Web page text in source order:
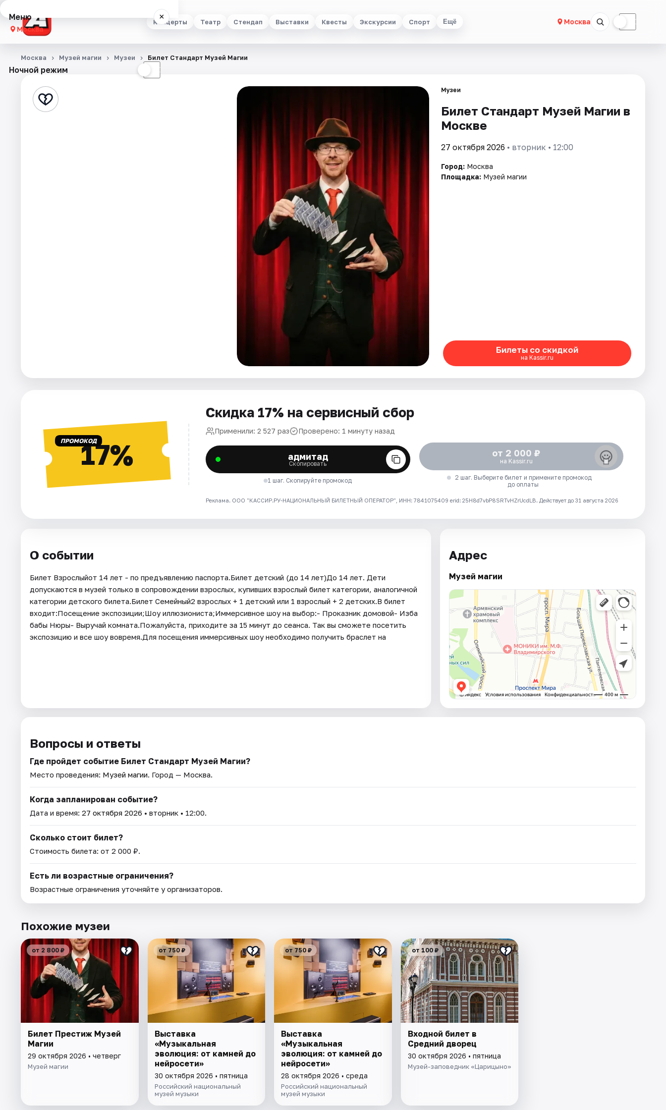
Концерты Театр Стендап Выставки Квесты Экскурсии Спорт Ещё Москва ☾
Меню ×
Москва
Концерты
Стендап
Ночной режим ☾
Москва Музей магии Музеи Билет Стандарт Музей Магии
Музеи
Билет Стандарт Музей Магии в
Москве
27 октября 2026 • вторник • 12:00
Город: Москва
Площадка: Музей магии
Билеты со скидкой
на Kassir.ru
ПРОМОКОД17%
Скидка 17% на сервисный сбор
Применили: 2 527 раз Проверено: 1 минуту назад
адмитад
Скопировать
1 шаг. Скопируйте промокод
от 2 000 ₽
на Kassir.ru
2 шаг. Выберите билет и примените промокод
до оплаты
Реклама. ООО "КАССИР.РУ-НАЦИОНАЛЬНЫЙ БИЛЕТНЫЙ ОПЕРАТОР", ИНН: 7841075409 erid: 25H8d7vbP8SRTvHZrUcdLB. Действует до 31 августа 2026
О событии
Билет Взрослыйот 14 лет - по предъявлению паспорта.Билет детский (до 14 лет)До 14 лет. Дети
допускаются в музей только в сопровождении взрослых, купивших взрослый билет категории, аналогичной
категории детского билета.Билет Семейный2 взрослых + 1 детский или 1 взрослый + 2 детских.В билет
входит:Посещение экспозиции;Шоу иллюзиониста;Иммерсивное шоу на выбор:- Проказник домовой- Изба
бабы Нюры- Выручай комната.Пожалуйста, приходите за 15 минут до сеанса. Так вы сможете посетить
экспозицию и все шоу вовремя.Для посещения иммерсивных шоу необходимо получить браслет на
Адрес
Музей магии
Вопросы и ответы
Где пройдет событие Билет Стандарт Музей Магии?
Место проведения: Музей магии. Город — Москва.
Когда запланирован событие?
Дата и время: 27 октября 2026 • вторник • 12:00.
Сколько стоит билет?
Стоимость билета: от 2 000 ₽.
Есть ли возрастные ограничения?
Возрастные ограничения уточняйте у организаторов.
Похожие музеи
от 2 800 ₽
Билет Престиж Музей
Магии
29 октября 2026 • четверг
Музей магии
от 750 ₽
Выставка
«Музыкальная
эволюция: от камней до
нейросети»
30 октября 2026 • пятница
Российский национальный
музей музыки
от 750 ₽
Выставка
«Музыкальная
эволюция: от камней до
нейросети»
28 октября 2026 • среда
Российский национальный
музей музыки
от 100 ₽
Входной билет в
Средний дворец
30 октября 2026 • пятница
Музей-заповедник «Царицыно»